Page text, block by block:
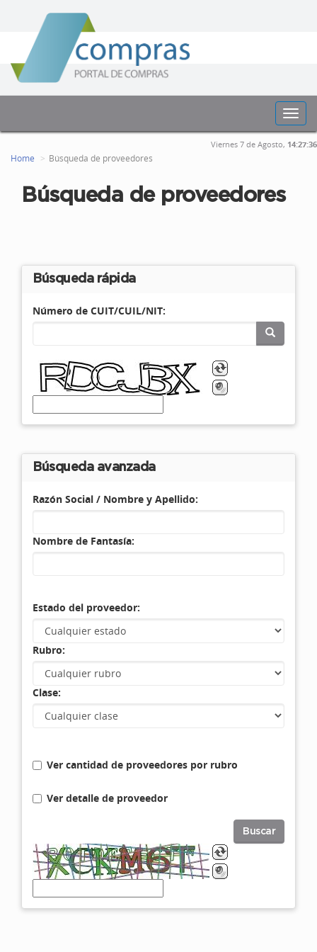
Viernes 7 de Agosto, 14:27:36
Home Búsqueda de proveedores
Búsqueda de proveedores
Búsqueda rápida
Número de CUIT/CUIL/NIT:
Búsqueda avanzada
Razón Social / Nombre y Apellido:
Nombre de Fantasía:
Estado del proveedor:
Rubro:
Clase:
Ver cantidad de proveedores por rubro
Ver detalle de proveedor
Buscar